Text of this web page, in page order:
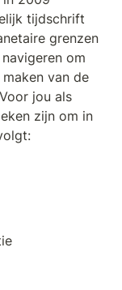
tijdschrift
grenzen
om
van de
jou als
zijn om in